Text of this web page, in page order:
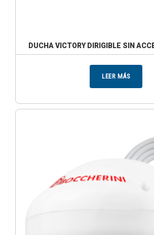
DUCHA VICTORY DIRIGIBLE SIN
LEER MÁS